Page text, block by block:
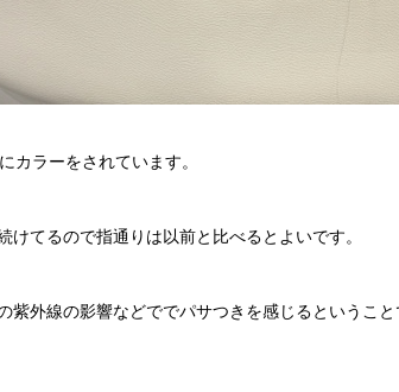
カラーをされています。
けてるので指通りは以前と比べるとよいです。
紫外線の影響などででパサつきを感じるというこ